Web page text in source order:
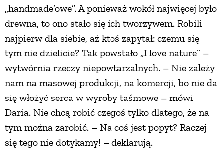
„handmade’owe”. A ponieważ wokół najwięcej było
drewna, to ono stało się ich tworzywem. Robili
najpierw dla siebie, aż ktoś zapytał: czemu się
tym nie dzielicie? Tak powstało „I love nature” –
wytwórnia rzeczy niepowtarzalnych. – Nie zależy
nam na masowej produkcji, na komercji, bo nie da
się włożyć serca w wyroby taśmowe – mówi
Daria. Nie chcą robić czegoś tylko dlatego, że na
tym można zarobić. – Na coś jest popyt? Raczej
się tego nie dotykamy! – deklarują.